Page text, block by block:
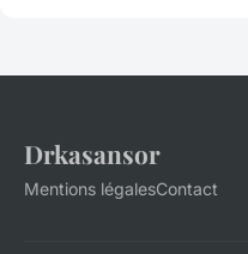
Drkasansor
Mentions légalesContact